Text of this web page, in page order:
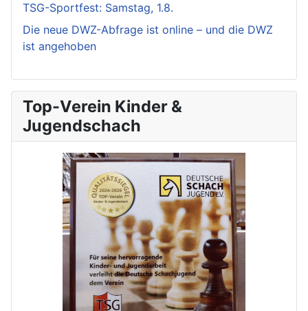
TSG-Sportfest: Samstag, 1.8.
Die neue DWZ-Abfrage ist online – und die DWZ
ist angehoben
Top-Verein Kinder &
Jugendschach